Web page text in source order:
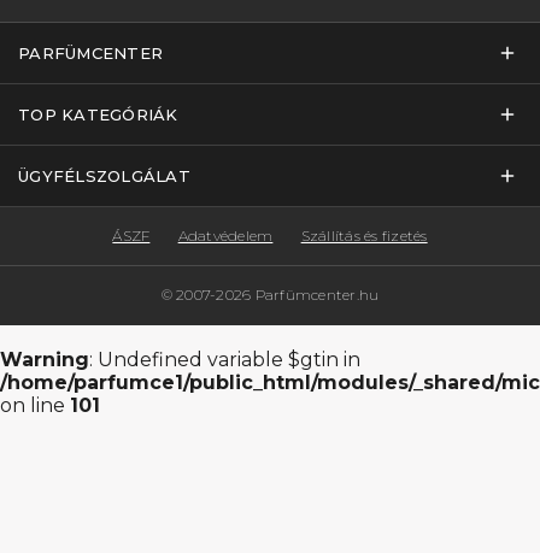
PARFÜMCENTER
TOP KATEGÓRIÁK
ÜGYFÉLSZOLGÁLAT
© 2007-2026 Parfümcenter.hu
ÁSZF Adatvédelem Szállítás és fizetés
Warning: Undefined variable $gtin in
/home/parfumce1/public_html/modules/_shared/
on line 101